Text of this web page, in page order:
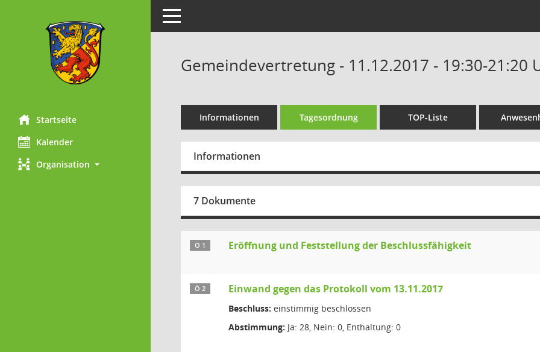
Startseite
Kalender
Organisation
Toggle navigation
Gemeindevertretung - 11.12.2017 - 19:30-21:20
Informationen Tagesordnung TOP-Liste
Informationen
7 Dokumente
Ö 1 Eröffnung und Feststellung der Beschlussfähigkeit
Ö 2 Einwand gegen das Protokoll vom 13.11.2017
Beschluss: einstimmig beschlossen
Abstimmung: Ja: 28, Nein: 0, Enthaltung: 0